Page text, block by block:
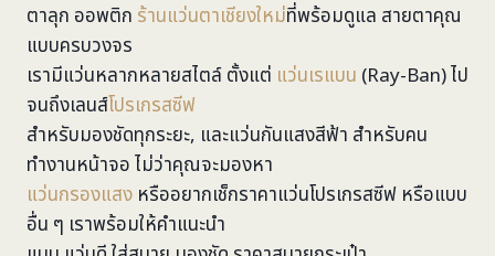
ตาลุก ออพติก ร้านแว่นตาเชียงใหม่ที่พร้อมดูแล สายตาคุณ
แบบครบวงจร
เรามีแว่นหลากหลายสไตล์ ตั้งแต่ แว่นเรแบน (Ray-Ban) ไป
จนถึงเลนส์โปรเกรสซีฟ
สำหรับมองชัดทุกระยะ, และแว่นกันแสงสีฟ้า สำหรับคน
ทำงานหน้าจอ ไม่ว่าคุณจะมองหา
แว่นกรองแสง หรืออยากเช็กราคาแว่นโปรเกรสซีฟ หรือแบบ
อื่น ๆ เราพร้อมให้คำแนะนำ